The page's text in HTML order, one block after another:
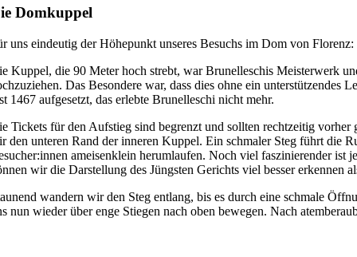
Domkuppel
uns eindeutig der Höhepunkt unseres Besuchs im Dom von
Kuppel, die 90 Meter hoch strebt, war Brunelleschis Meisterwerk
Das Besondere war, dass dies ohne ein
1467 aufgesetzt, das erlebte Brunelleschi nicht mehr.
Tickets für den Aufstieg sind begrenzt und sollten rechtzeitig vorher
den unteren Rand der inneren Kuppel. Ein schmaler Steg führt die
ameisenklein herumlaufen. Noch viel faszinierender
wir die Darstellung des Jüngsten Gerichts viel besser erkennen
wandern wir den Steg entlang, bis es durch eine schmale
nun wieder über enge Stiegen nach oben bewegen. Nach